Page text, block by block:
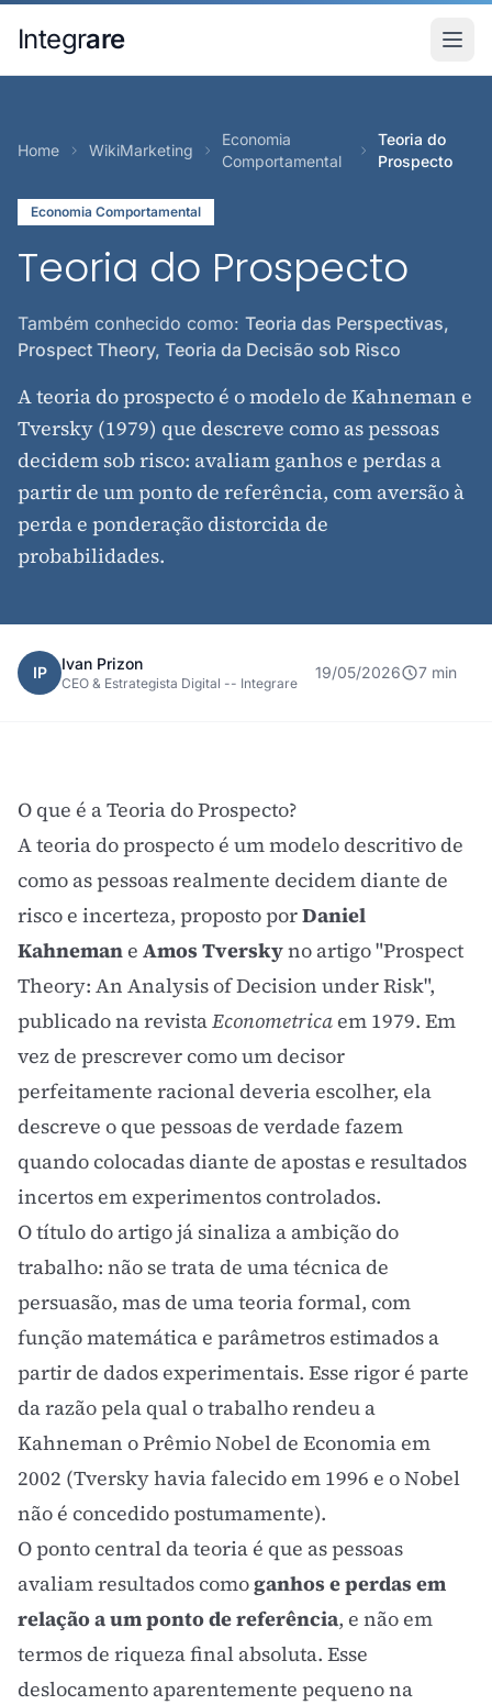
Integrare
Home WikiMarketing
Economia
Comportamental
Teoria do
Prospecto
Economia Comportamental
Teoria do Prospecto
Também conhecido como: Teoria das Perspectivas,
Prospect Theory, Teoria da Decisão sob Risco
A teoria do prospecto é o modelo de Kahneman e
Tversky (1979) que descreve como as pessoas
decidem sob risco: avaliam ganhos e perdas a
partir de um ponto de referência, com aversão à
perda e ponderação distorcida de
probabilidades.
IP Ivan Prizon
CEO & Estrategista Digital -- Integrare
19/05/2026 7 min
O que é a Teoria do Prospecto?
A teoria do prospecto é um modelo descritivo de
como as pessoas realmente decidem diante de
risco e incerteza, proposto porDaniel
Kahnemane Amos Tverskyno artigo "Prospect
Theory: An Analysis of Decision under Risk",
publicado na revistaEconometricaem 1979. Em
vez de prescrever como um decisor
perfeitamente racional deveria escolher, ela
descreve o que pessoas de verdade fazem
quando colocadas diante de apostas e resultados
incertos em experimentos controlados.
O título do artigo já sinaliza a ambição do
trabalho: não se trata de uma técnica de
persuasão, mas de uma teoria formal, com
função matemática e parâmetros estimados a
partir de dados experimentais. Esse rigor é parte
da razão pela qual o trabalho rendeu a
Kahneman o Prêmio Nobel de Economia em
2002 (Tversky havia falecido em 1996 e o Nobel
não é concedido postumamente).
O ponto central da teoria é que as pessoas
avaliam resultados comoganhos e perdas em
relação a um ponto de referência, e não em
termos de riqueza final absoluta. Esse
deslocamento aparentemente pequeno na